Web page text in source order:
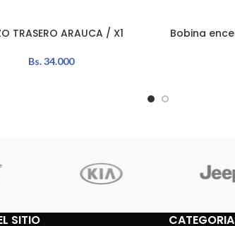
CARRITO
TRASERO ARAUCA / X1
Bs.34.000
AÑADIR AL
Bobina
SITIO